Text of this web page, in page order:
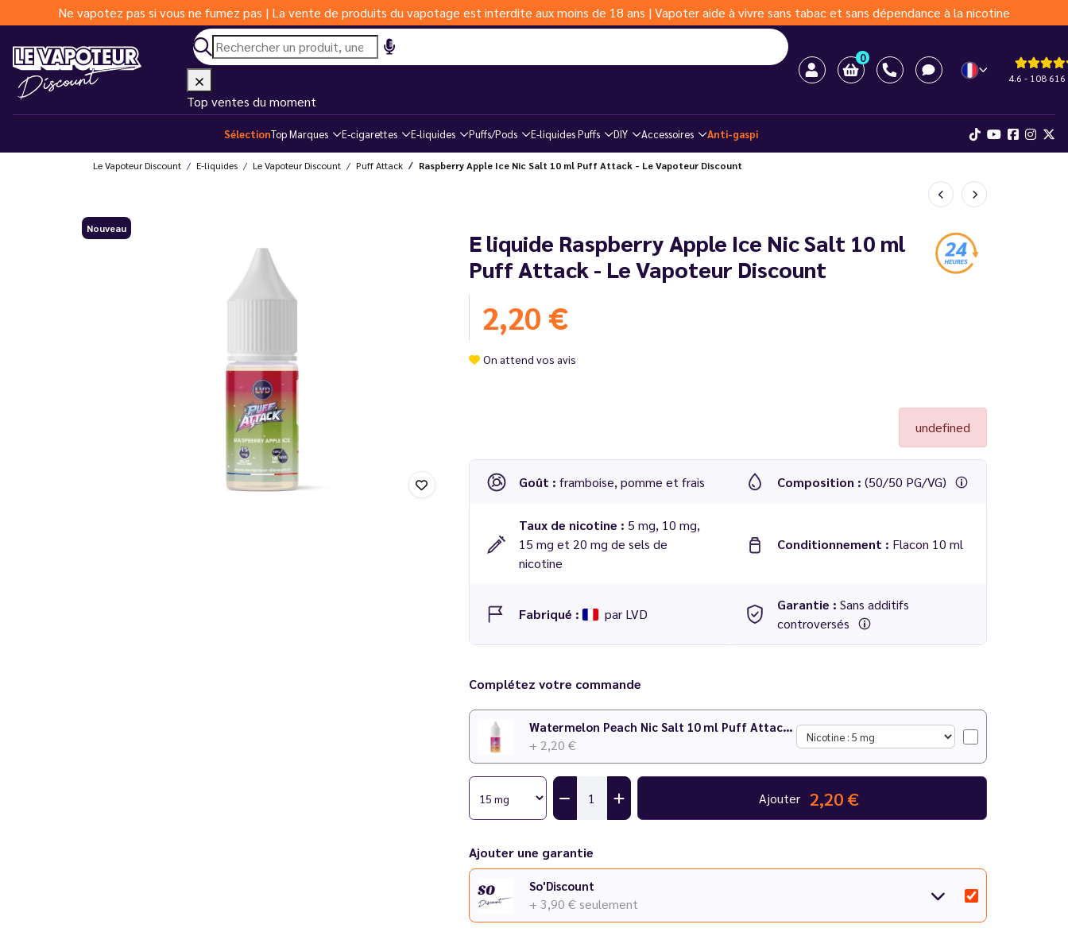
Ne vapotez pas si vous ne fumez pas | La vente de produits du vapotage est interdite aux moins de 18 ans | Vapoter aide à vivre sans tabac et sans dépendance à la nicotine
0
4.6 - 108 616
Top ventes du moment
SélectionTop Marques E-cigarettes E-liquides Puffs/Pods E-liquides Puffs DIY Accessoires Anti-gaspi
Le Vapoteur Discount E-liquides Le Vapoteur Discount Puff Attack Raspberry Apple Ice Nic Salt 10 ml Puff Attack - Le Vapoteur Discount
Nouveau
E liquide Raspberry Apple Ice Nic Salt 10 ml
Puff Attack - Le Vapoteur Discount
2,20 €
On attend vos avis
undefined
Goût : framboise, pomme et frais Composition : (50/50 PG/VG)
Taux de nicotine : 5 mg, 10 mg,
15 mg et 20 mg de sels de
nicotine
Conditionnement : Flacon 10 ml
Fabriqué : par LVD
Garantie : Sans additifs
controversés
Complétez votre commande
Watermelon Peach Nic Salt 10 ml Puff Attack - Le Vapoteur Discount
+ 2,20 €
Ajouter 2,20 €
Ajouter une garantie
So'Discount
+ 3,90 € seulement